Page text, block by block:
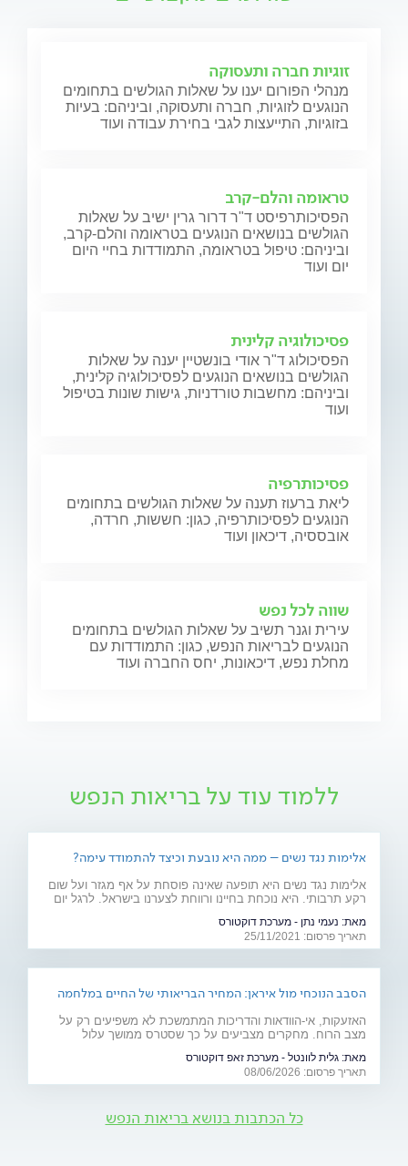
זוגיות חברה ותעסוקה
מנהלי הפורום יענו על שאלות הגולשים בתחומים
הנוגעים לזוגיות, חברה ותעסוקה, וביניהם: בעיות
בזוגיות, התייעצות לגבי בחירת עבודה ועוד
טראומה והלם-קרב
הפסיכותרפיסט ד"ר דרור גרין ישיב על שאלות
הגולשים בנושאים הנוגעים בטראומה והלם-קרב,
וביניהם: טיפול בטראומה, התמודדות בחיי היום
יום ועוד
פסיכולוגיה קלינית
הפסיכולוג ד"ר אודי בונשטיין יענה על שאלות
הגולשים בנושאים הנוגעים לפסיכולוגיה קלינית,
וביניהם: מחשבות טורדניות, גישות שונות בטיפול
ועוד
פסיכותרפיה
ליאת ברעוז תענה על שאלות הגולשים בתחומים
הנוגעים לפסיכותרפיה, כגון: חששות, חרדה,
אובססיה, דיכאון ועוד
שווה לכל נפש
עירית וגנר תשיב על שאלות הגולשים בתחומים
הנוגעים לבריאות הנפש, כגון: התמודדות עם
מחלת נפש, דיכאונות, יחס החברה ועוד
ללמוד עוד על בריאות הנפש
אלימות נגד נשים – ממה היא נובעת וכיצד להתמודד עימה?
אלימות נגד נשים היא תופעה שאינה פוסחת על אף מגזר ועל שום
רקע תרבותי. היא נוכחת בחיינו ורווחת לצערנו בישראל. לרגל יום
מרצה באוניברסיטת בר אילן ומחבר הספר "גברים מדברים
אלימות", מסביר את הגורמים לה
מאת: נעמי נתן - מערכת דוקטורס
תאריך פרסום: 25/11/2021
הסבב הנוכחי מול איראן: המחיר הבריאותי של החיים במלחמה
האזעקות, אי-הוודאות והדריכות המתמשכת לא משפיעים רק על
מצב הרוח. מחקרים מצביעים על כך שסטרס ממושך עלול
מהלב ועד העור, אילו תופעות בריאותיות עלולות להתגבר בתקופות
של מתיחות ביטחונית ומה ניתן לעשות כדי לשמור על הבריאות
שלנו?
מאת: גלית לוונטל - מערכת זאפ דוקטורס
תאריך פרסום: 08/06/2026
כל הכתבות בנושא בריאות הנפש